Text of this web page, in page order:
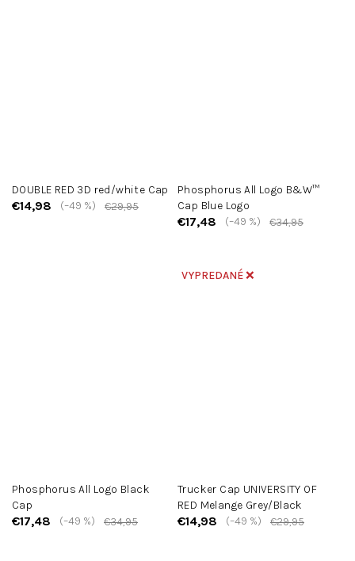
DOUBLE RED 3D red/white Cap
€14,98 €29,95
(–49 %)
Phosphorus All Logo B&W™
Cap Blue Logo
€17,48 €34,95
(–49 %)
Phosphorus All Logo Black
Cap
€17,48 €34,95
(–49 %)
VYPREDANÉ ❌
Trucker Cap UNIVERSITY OF
RED Melange Grey/Black
€14,98 €29,95
(–49 %)